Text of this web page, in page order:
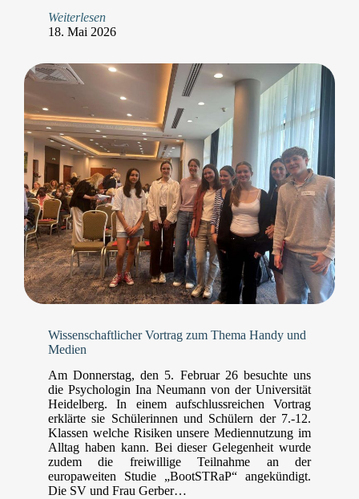
Weiterlesen
18. Mai 2026
Wissenschaftlicher Vortrag zum Thema Handy und
Medien
Am Donnerstag, den 5. Februar 26 besuchte uns
die Psychologin Ina Neumann von der Universität
Heidelberg. In einem aufschlussreichen Vortrag
erklärte sie Schülerinnen und Schülern der 7.-12.
Klassen welche Risiken unsere Mediennutzung im
Alltag haben kann. Bei dieser Gelegenheit wurde
zudem die freiwillige Teilnahme an der
europaweiten Studie „BootSTRaP“ angekündigt.
Die SV und Frau Gerber…